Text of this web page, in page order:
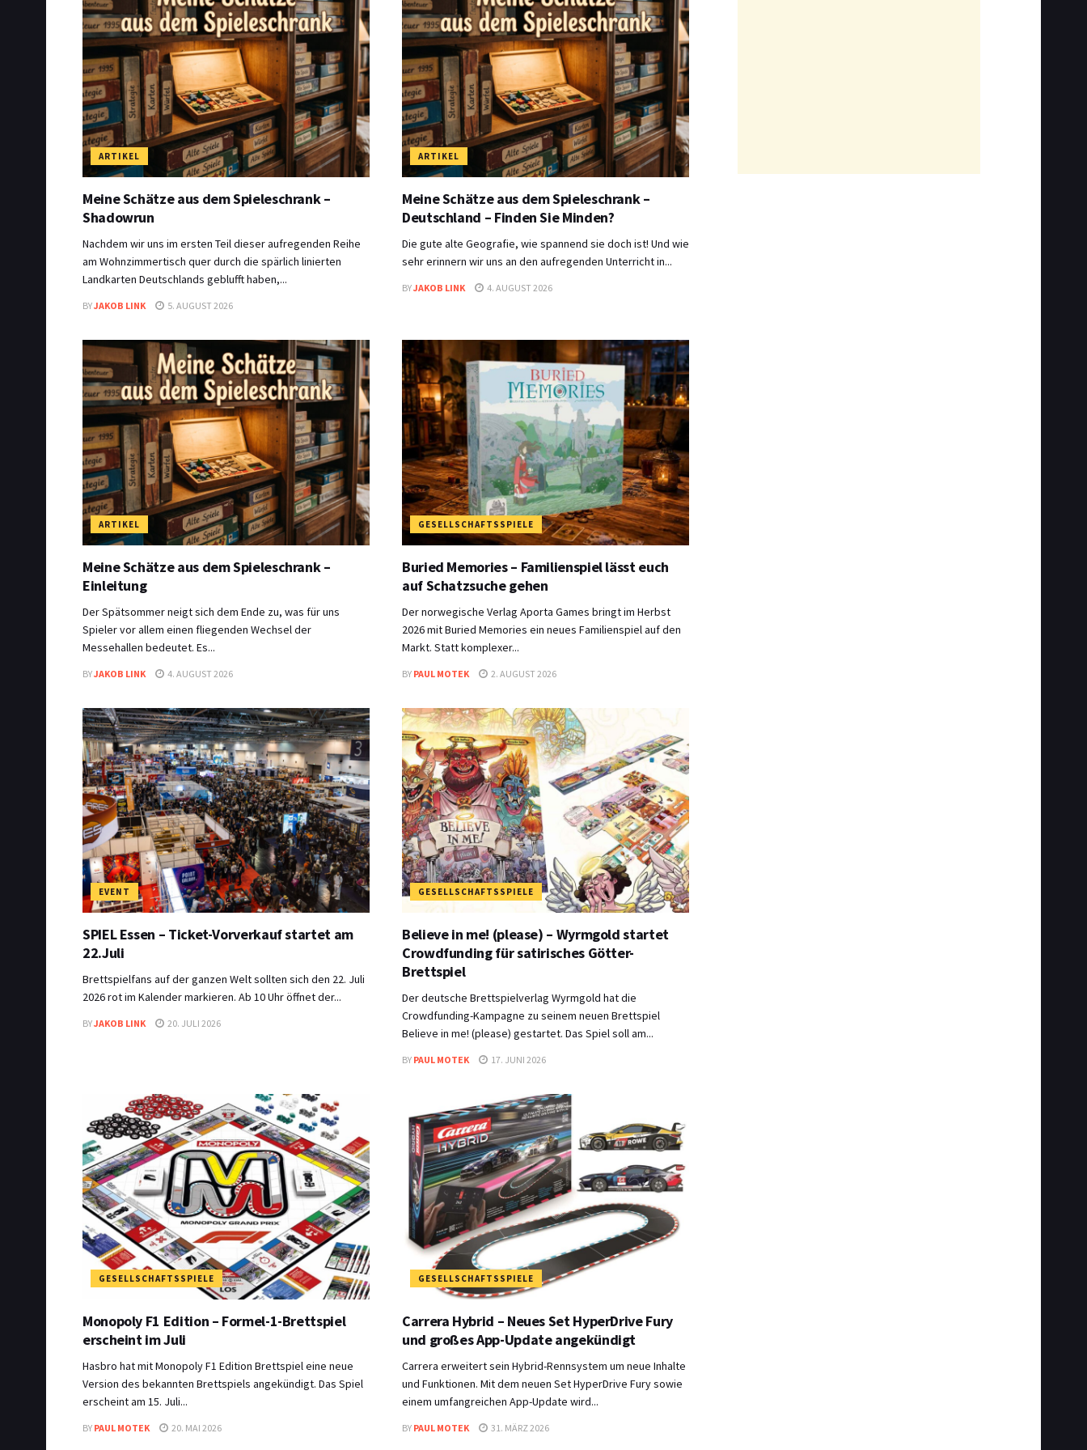
ARTIKEL
Meine Schätze aus dem Spieleschrank –
Shadowrun
Nachdem wir uns im ersten Teil dieser aufregenden Reihe
am Wohnzimmertisch quer durch die spärlich linierten
Landkarten Deutschlands geblufft haben,...
BYJAKOB LINK 5. AUGUST 2026
ARTIKEL
Meine Schätze aus dem Spieleschrank –
Deutschland – Finden Sie Minden?
Die gute alte Geografie, wie spannend sie doch ist! Und wie
sehr erinnern wir uns an den aufregenden Unterricht in...
BYJAKOB LINK 4. AUGUST 2026
ARTIKEL
Meine Schätze aus dem Spieleschrank –
Einleitung
Der Spätsommer neigt sich dem Ende zu, was für uns
Spieler vor allem einen fliegenden Wechsel der
Messehallen bedeutet. Es...
BYJAKOB LINK 4. AUGUST 2026
GESELLSCHAFTSSPIELE
Buried Memories – Familienspiel lässt euch
auf Schatzsuche gehen
Der norwegische Verlag Aporta Games bringt im Herbst
2026 mit Buried Memories ein neues Familienspiel auf den
Markt. Statt komplexer...
BY PAUL MOTEK 2. AUGUST 2026
EVENT
SPIEL Essen – Ticket-Vorverkauf startet am
22.Juli
Brettspielfans auf der ganzen Welt sollten sich den 22. Juli
2026 rot im Kalender markieren. Ab 10 Uhr öffnet der...
BYJAKOB LINK 20. JULI 2026
GESELLSCHAFTSSPIELE
Believe in me! (please) – Wyrmgold startet
Crowdfunding für satirisches Götter-
Brettspiel
Der deutsche Brettspielverlag Wyrmgold hat die
Crowdfunding-Kampagne zu seinem neuen Brettspiel
Believe in me! (please) gestartet. Das Spiel soll am...
BY PAUL MOTEK 17. JUNI 2026
GESELLSCHAFTSSPIELE
Monopoly F1 Edition – Formel-1-Brettspiel
erscheint im Juli
Hasbro hat mit Monopoly F1 Edition Brettspiel eine neue
Version des bekannten Brettspiels angekündigt. Das Spiel
erscheint am 15. Juli...
BY PAUL MOTEK 20. MAI 2026
GESELLSCHAFTSSPIELE
Carrera Hybrid – Neues Set HyperDrive Fury
und großes App-Update angekündigt
Carrera erweitert sein Hybrid-Rennsystem um neue Inhalte
und Funktionen. Mit dem neuen Set HyperDrive Fury sowie
einem umfangreichen App-Update wird...
BY PAUL MOTEK 31. MÄRZ 2026